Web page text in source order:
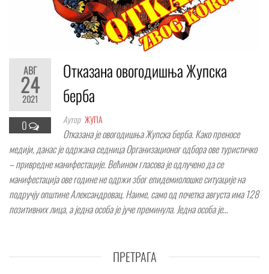
АВГ
24
2021
0
Отказана овогодишња Жупска
берба
Аутор ЖУПА
Отказана је овогодишња Жупска берба. Како преносе
медији, данас је одржана седница Организационог одбора ове туристичко
– привредне манифестације. Већином гласова је одлучено да се
манифестација ове године не одржи због епидемиолошке ситуације на
подручју општине Александровац. Наиме, само од почетка августа има 128
позитивних лица, а једна особа је јуче преминула. Једна особа је…
ПРЕТРАГА